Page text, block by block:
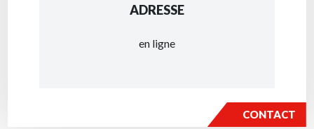
ADRESSE
en ligne
CONTACT